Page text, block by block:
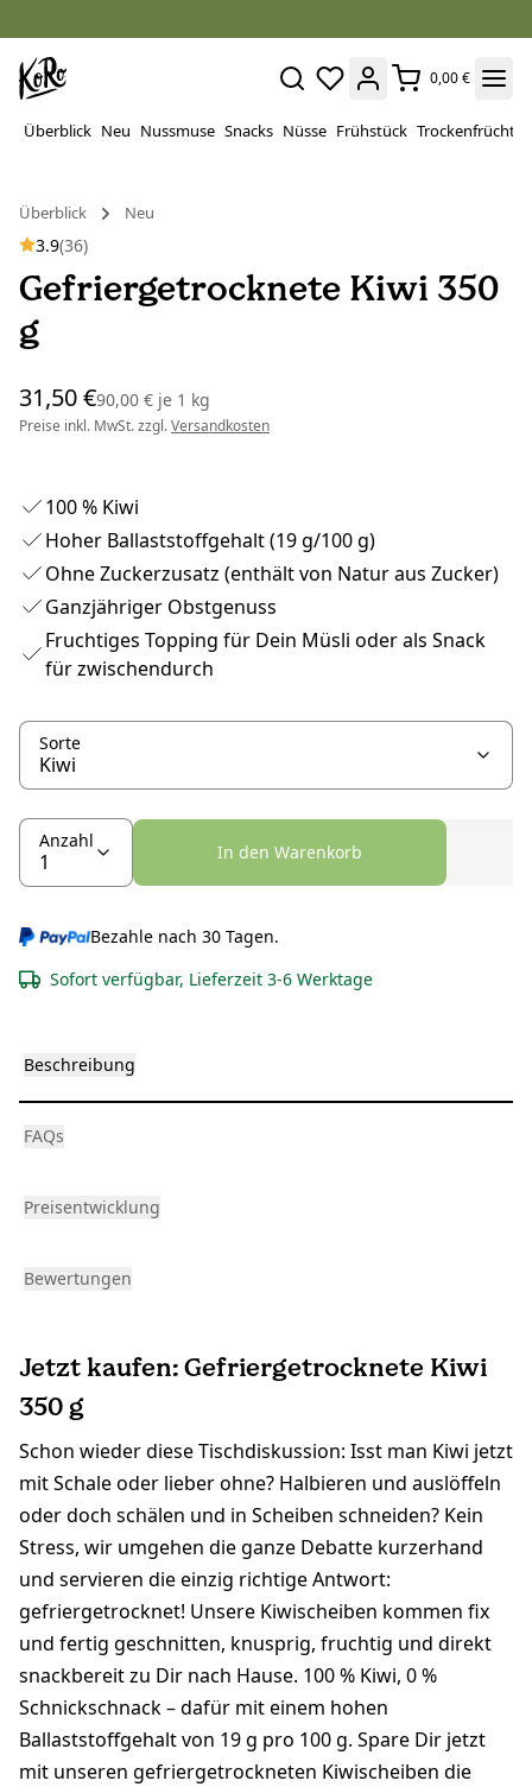
0,00 €
Überblick Neu Nussmuse Snacks Nüsse Frühstück Trockenfrüchte
Überblick
Neu
3.9(36)
Gefriergetrocknete Kiwi 350
g
31,50 €90,00 € je 1 kg
Preise inkl. MwSt. zzgl.Versandkosten
100 % Kiwi
Hoher Ballaststoffgehalt (19 g/100 g)
Ohne Zuckerzusatz (enthält von Natur aus Zucker)
Ganzjähriger Obstgenuss
Fruchtiges Topping für Dein Müsli oder als Snack
für zwischendurch
Sorte
Anzahl
In den Warenkorb
Bezahle nach 30 Tagen.
Sofort verfügbar, Lieferzeit 3-6 Werktage
Beschreibung
FAQs
Preisentwicklung
Bewertungen
Jetzt kaufen: Gefriergetrocknete Kiwi
350 g
Schon wieder diese Tischdiskussion: Isst man Kiwi jetzt
mit Schale oder lieber ohne? Halbieren und auslöffeln
oder doch schälen und in Scheiben schneiden? Kein
Stress, wir umgehen die ganze Debatte kurzerhand
und servieren die einzig richtige Antwort:
gefriergetrocknet! Unsere Kiwischeiben kommen fix
und fertig geschnitten, knusprig, fruchtig und direkt
snackbereit zu Dir nach Hause. 100 % Kiwi, 0 %
Schnickschnack – dafür mit einem hohen
Ballaststoffgehalt von 19 g pro 100 g. Spare Dir jetzt
mit unseren gefriergetrockneten Kiwischeiben die